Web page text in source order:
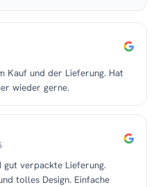
Kauf und der Lieferung. Hat
wieder gerne.
gut verpackte Lieferung.
tolles Design. Einfache